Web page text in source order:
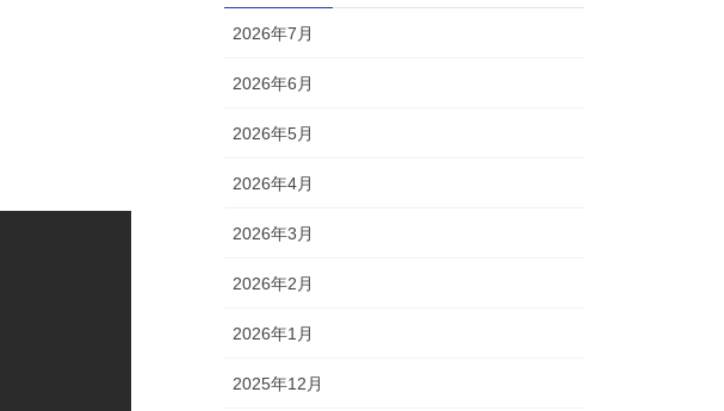
2026年7月
2026年6月
2026年5月
2026年4月
2026年3月
2026年2月
2026年1月
2025年12月